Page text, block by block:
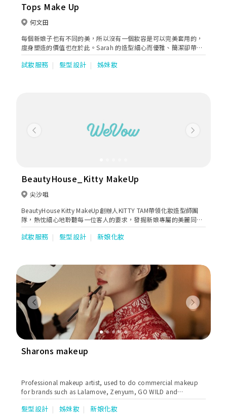
Tops Make Up
何文田
每個新娘子也有不同的美，所以沒有一個妝容是可以完美套用的，
度身塑造的價值也在於此。Sarah 的造型細心而優雅、簡潔卻帶點
仙氣，吸引著新娘子，而更讓新娘子喜愛和放心的是，她總是細心
地照顧新娘，像朋友一般盡心為新娘的大日子創造最美麗的造型。
試妝服務 髮型設計 姊妹妝
Previous Next
BeautyHouse_Kitty MakeUp
尖沙咀
BeautyHouse Kitty MakeUp創辦人KITTY TAM帶領化妝造型師團
隊，熱忱細心地聆聽每一位客人的要求，發掘新娘專屬的美麗同氣
質，打造屬於自己獨一無二的新娘妝容，成就夢想的婚禮時刻...
試妝服務 髮型設計 新娘化妝
Previous Next
Sharons makeup
Professional makeup artist, used to do commercial makeup
for brands such as Lalamove, Zenyum, GO WILD and
government advertisements. Worked in TVB, ATV and stage
play make-up work.
髮型設計 姊妹妝 新娘化妝